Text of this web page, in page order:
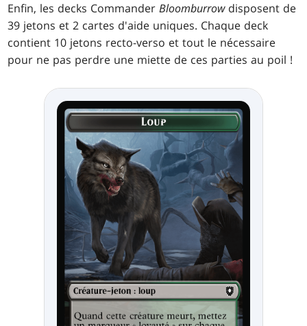
Enfin, les decks CommanderBloomburrowdisposent de
39 jetons et 2 cartes d'aide uniques. Chaque deck
contient 10 jetons recto-verso et tout le nécessaire
pour ne pas perdre une miette de ces parties au poil !